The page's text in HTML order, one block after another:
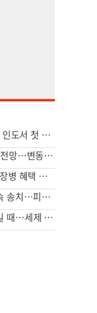
'사형 선고' 방글라 전 총리, 도피국 인도서 첫 공개 연설
JP모건 "기술주들 개인 비중 커질 전망…변동성에 취약"
슈마커, IBK 나라사랑카드 손잡고 장병 혜택 강화
‘미성년자 성매수 혐의’ 최영중 구속 송치…피해자 2명
성기홍 “김용범 경질보다 대책 챙길 때…세제 개편은 집값 잡기용 아냐”